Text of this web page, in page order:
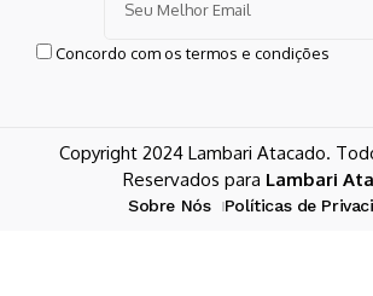
Concordo com os termos e condições
Copyright 2024 Lambari Atacado.
Reservados para Lambari
Sobre Nós Políticas de